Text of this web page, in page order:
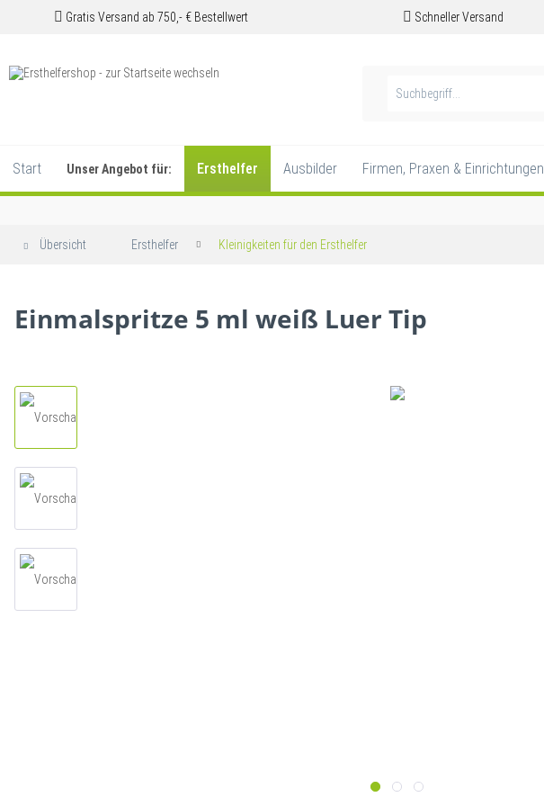
Gratis Versand ab 750,- € Bestellwert Schneller Versand
Start Unser Angebot für: Ersthelfer Ausbilder Firmen, Praxen & Einrichtungen
Übersicht Ersthelfer Kleinigkeiten für den Ersthelfer
Einmalspritze 5 ml weiß Luer Tip